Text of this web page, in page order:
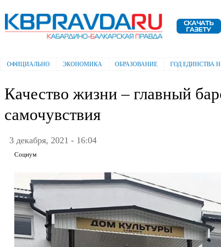
Электронная газета "Кабардино-
Балкарская правда"
Главное меню
ОФИЦИАЛЬНО ЭКОНОМИКА ОБРАЗОВАНИЕ ГОД ЕДИНСТВА
Качество жизни – главный
самочувствия
3 декабря, 2021 - 16:04
Социум